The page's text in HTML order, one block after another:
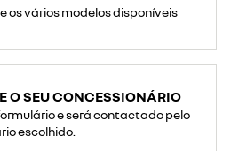
os vários modelos disponíveis
O SEU CONCESSIONÁRIO
e será contactado pelo
escolhido.